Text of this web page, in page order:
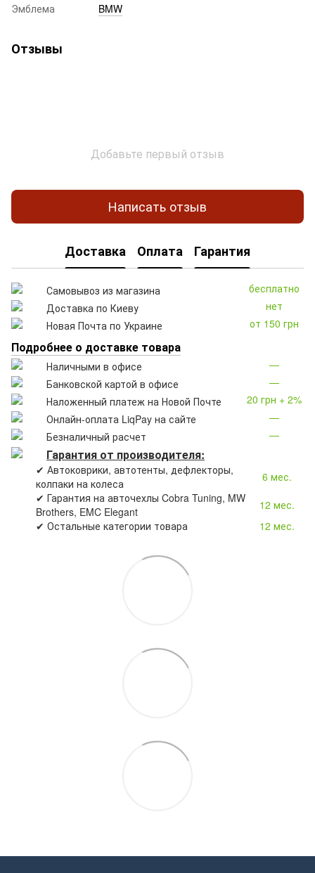
Эмблема
BMW
Отзывы
Добавьте первый отзыв
Написать отзыв
Доставка Оплата Гарантия
Самовывоз из магазина
бесплатно
Доставка по Киеву
нет
Новая Почта по Украине
от 150 грн
Подробнее о доставке товара
Наличными в офисе
—
Банковской картой в офисе
—
Наложенный платеж на Новой Почте
20 грн + 2%
Онлайн-оплата LiqPay на сайте
—
Безналичный расчет
—
Гарантия от производителя:
✔ Автоковрики, автотенты, дефлекторы,
колпаки на колеса
6 мес.
✔ Гарантия на авточехлы Cobra Tuning, MW
Brothers, EMC Elegant
12 мес.
✔ Остальные категории товара
12 мес.